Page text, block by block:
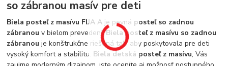
so zábranou masív pre deti
Biela posteľ z masívu FIJA A je pevná posteľ so zadnou
zábranouv bielom prevedení.Biela posteľ z masívu so zadnou
zábranou je konštrukčne riešená tak, aby poskytovala pre deti
vysoký komfort a stabilitu. Biela detská posteľ z masívu, Vás